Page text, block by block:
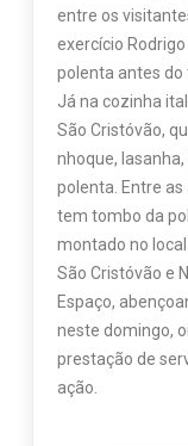
entre os
exercício
polenta antes do
Já na cozinha
São Cristóvão,
nhoque,
polenta. Entre
tem tombo da
montado no local.
São Cristóvão e
Espaço,
neste domingo,
prestação de
ação.